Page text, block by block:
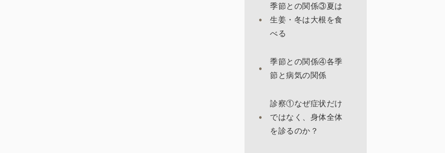
季節との関係③夏は
生姜・冬は大根を食
べる
季節との関係④各季
節と病気の関係
診察①なぜ症状だけ
ではなく、身体全体
を診るのか？